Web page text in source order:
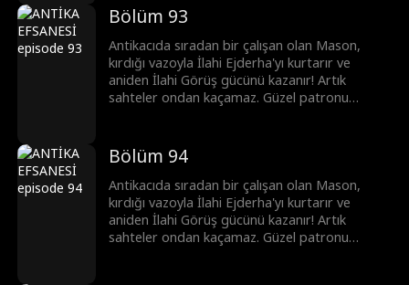
sıraya girer. Mason hızla yükselip şöhrete
kavuşur...
Bölüm 93
Antikacıda sıradan bir çalışan olan Mason,
kırdığı vazoyla İlahi Ejderha'yı kurtarır ve
aniden İlahi Görüş gücünü kazanır! Artık
sahteler ondan kaçamaz. Güzel patronu
sıraya girer. Mason hızla yükselip şöhrete
kavuşur...
Bölüm 94
Antikacıda sıradan bir çalışan olan Mason,
kırdığı vazoyla İlahi Ejderha'yı kurtarır ve
aniden İlahi Görüş gücünü kazanır! Artık
sahteler ondan kaçamaz. Güzel patronu